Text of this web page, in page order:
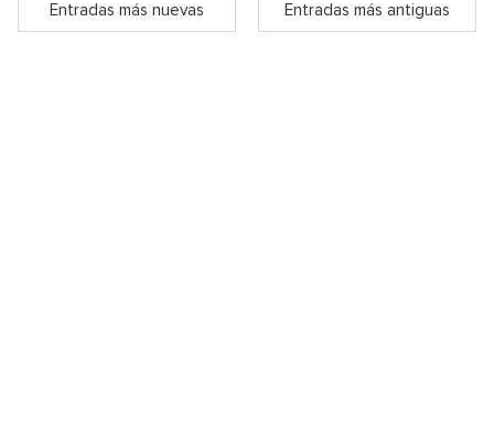
Entradas más nuevas Entradas más antiguas